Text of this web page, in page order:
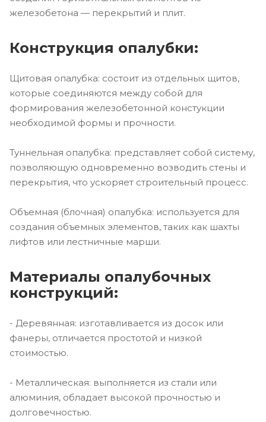
железобетона — перекрытий и плит.
Конструкция опалубки:
Щитовая опалубка: состоит из отдельных щитов,
которые соединяются между собой для
формирования железобетонной констукции
необходимой формы и прочности.
Туннельная опалубка: представляет собой систему,
позволяющую одновременно возводить стены и
перекрытия, что ускоряет строительный процесс.
Объемная (блочная) опалубка: используется для
создания объемных элементов, таких как шахты
лифтов или лестничные марши.
Материалы опалубочных
конструкций:
- Деревянная: изготавливается из досок или
фанеры, отличается простотой и низкой
стоимостью.
- Металлическая: выполняется из стали или
алюминия, обладает высокой прочностью и
долговечностью.